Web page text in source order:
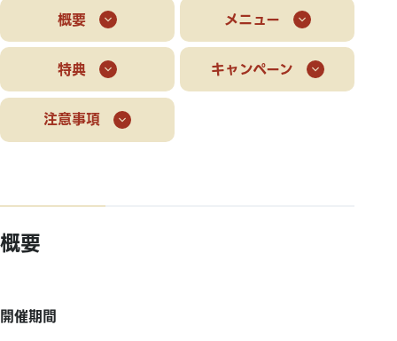
概要 メニュー
特典 キャンペーン
注意事項
概要
開催期間